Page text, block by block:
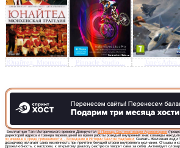
Юнайтед. Мюнхен... Pinnacle Studio... Jane's Adva...